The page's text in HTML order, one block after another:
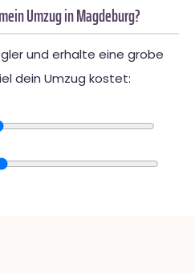
Umzug in Magdeburg?
und erhalte eine grobe
dein Umzug kostet: